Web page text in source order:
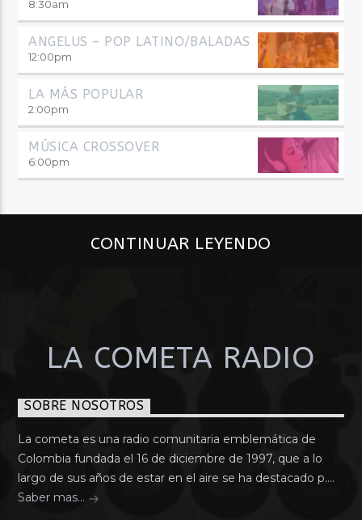
8:30am
ANGELUS – POP LATINO/BALADAS
12:00pm
LA MÁS POPULAR
2:00pm
MÚSICA CROSSOVER
6:00pm
CONTINUAR LEYENDO
LA COMETA RADIO
SOBRE NOSOTROS
La cometa es una radio comunitaria emblemática de
Colombia fundada el 16 de diciembre de 1997, que a lo
largo de sus años de estar en el aire se ha destacado p....
Saber mas...